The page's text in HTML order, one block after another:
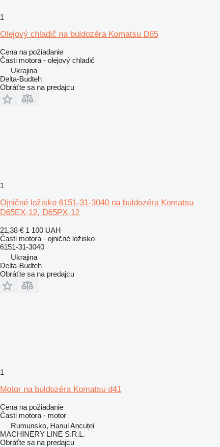
1
Olejový chladič na buldozéra Komatsu D65
Cena na požiadanie
Časti motora - olejový chladič
Ukrajina
Delta-Budteh
Obráťte sa na predajcu
1
Ojničné ložisko 6151-31-3040 na buldozéra Komatsu
D65EX-12, D65PX-12
21,38 € 1 100 UAH
Časti motora - ojničné ložisko
6151-31-3040
Ukrajina
Delta-Budteh
Obráťte sa na predajcu
1
Motor na buldozéra Komatsu d41
Cena na požiadanie
Časti motora - motor
Rumunsko, Hanul Ancuței
MACHINERY LINE S.R.L.
Obráťte sa na predajcu